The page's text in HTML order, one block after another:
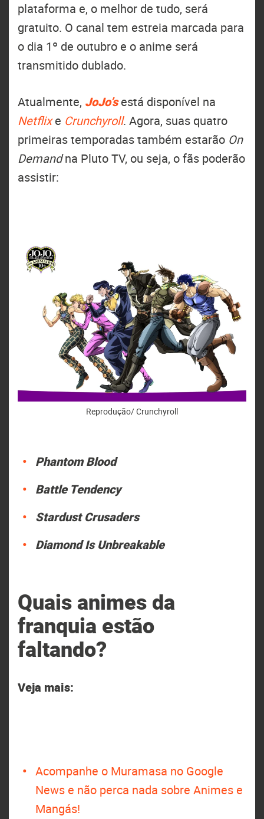
plataforma e, o melhor de tudo, será
gratuito. O canal tem estreia marcada para
o dia 1º de outubro e o anime será
transmitido dublado.
Atualmente, JoJo’sestá disponível na
Netflixe Crunchyroll. Agora, suas quatro
primeiras temporadas também estarão On
Demandna Pluto TV, ou seja, o fãs poderão
assistir:
Reprodução/ Crunchyroll
Phantom Blood
Battle Tendency
Stardust Crusaders
Diamond Is Unbreakable
Quais animes da
franquia estão
faltando?
Veja mais:
Acompanhe o Muramasa no Google
News e não perca nada sobre Animes e
Mangás!